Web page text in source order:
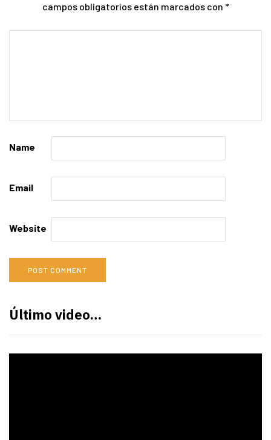
campos obligatorios están marcados con *
Name
Email
Website
Último video…